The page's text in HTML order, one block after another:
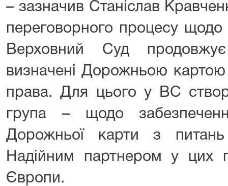
– зазначив Станіслав
переговорного процесу
Верховний Суд
визначені Дорожньою картою
права. Для цього у ВС
група – щодо
Дорожньої карти з питань
Надійним партнером у цих
Європи.